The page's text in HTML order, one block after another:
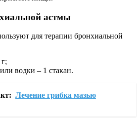
астмы
для терапии бронхиальной
водки – 1 стакан.
Лечение грибка мазью